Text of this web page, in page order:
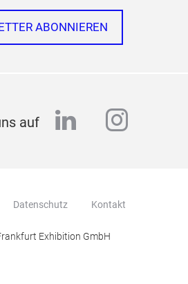
ABONNIEREN
auf linkedin
Datenschutz Kontakt
Exhibition GmbH